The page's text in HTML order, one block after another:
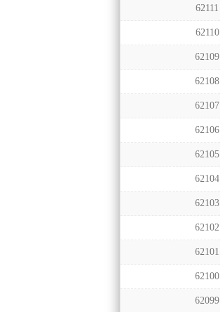
62111
62110
62109
62108
62107
62106
62105
62104
62103
62102
62101
62100
62099